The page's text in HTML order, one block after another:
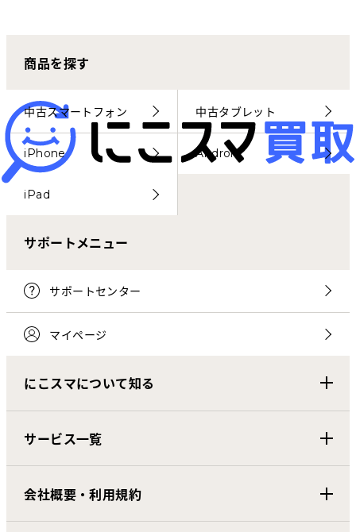
にこスマ通信
マイページ
商品を探す
中古スマートフォン 中古タブレット
iPhone Android
iPad
サポートメニュー
サポートセンター
マイページ
にこスマについて知る
サービス一覧
会社概要・利用規約